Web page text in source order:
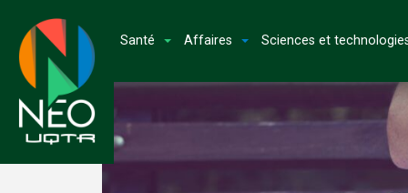
Santé Affaires Sciences et